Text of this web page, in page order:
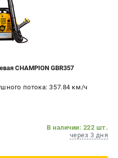
CHAMPION GBR357
потока: 357.84 км/ч
В наличии: 222 шт.
через 3 дня